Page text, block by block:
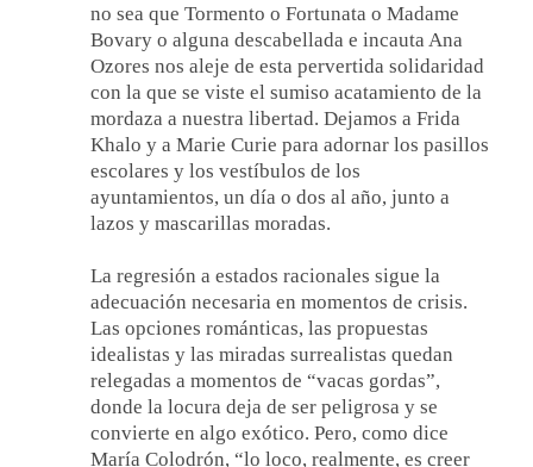
no sea que Tormento o Fortunata o Madame
Bovary o alguna descabellada e incauta Ana
Ozores nos aleje de esta pervertida solidaridad
con la que se viste el sumiso acatamiento de la
mordaza a nuestra libertad. Dejamos a Frida
Khalo y a Marie Curie para adornar los pasillos
escolares y los vestíbulos de los
ayuntamientos, un día o dos al año, junto a
lazos y mascarillas moradas.
La regresión a estados racionales sigue la
adecuación necesaria en momentos de crisis.
Las opciones románticas, las propuestas
idealistas y las miradas surrealistas quedan
relegadas a momentos de “vacas gordas”,
donde la locura deja de ser peligrosa y se
convierte en algo exótico. Pero, como dice
María Colodrón, “lo loco, realmente, es creer